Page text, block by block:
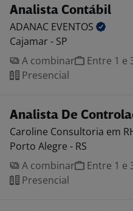
Analista Contábil
ADANAC EVENTOS
Cajamar - SP
A combinar
Entre 1 e
Presencial
Analista De
Caroline Consultoria em
Porto Alegre - RS
A combinar
Entre 1 e
Presencial